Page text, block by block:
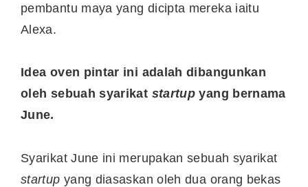
pembantu maya yang dicipta mereka iaitu
Alexa.
Idea oven pintar ini adalah dibangunkan
oleh sebuah syarikat startup yang bernama
June.
Syarikat June ini merupakan sebuah syarikat
startup yang diasaskan oleh dua orang bekas